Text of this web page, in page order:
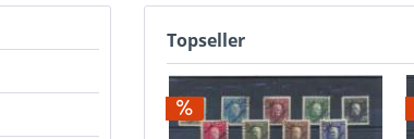
Topseller